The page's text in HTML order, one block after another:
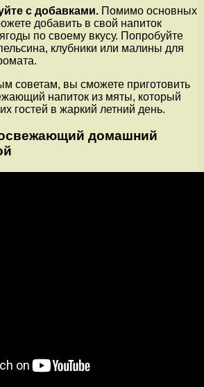
с добавками. Помимо основных
добавить в свой напиток
по своему вкусу. Попробуйте
клубники или малины для
советам, вы сможете приготовить
напиток из мяты, который
гостей в жаркий летний день.
домашний